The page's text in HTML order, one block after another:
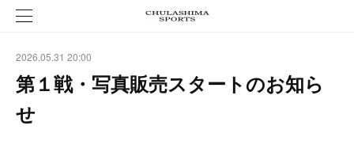
2026.05.31 20:00
第１戦・写真販売スタートのお知ら
せ